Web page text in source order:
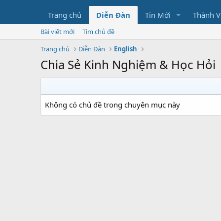
Trang chủ Diễn Đàn Tin Mới Thành
Bài viết mới
Tìm chủ đề
Trang chủ
Diễn Đàn English
Chia Sẻ Kinh Nghiệm & Học Hỏi
Không có chủ đề trong chuyên mục này